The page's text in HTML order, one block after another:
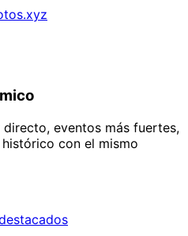
eventos más fuertes,
con el mismo